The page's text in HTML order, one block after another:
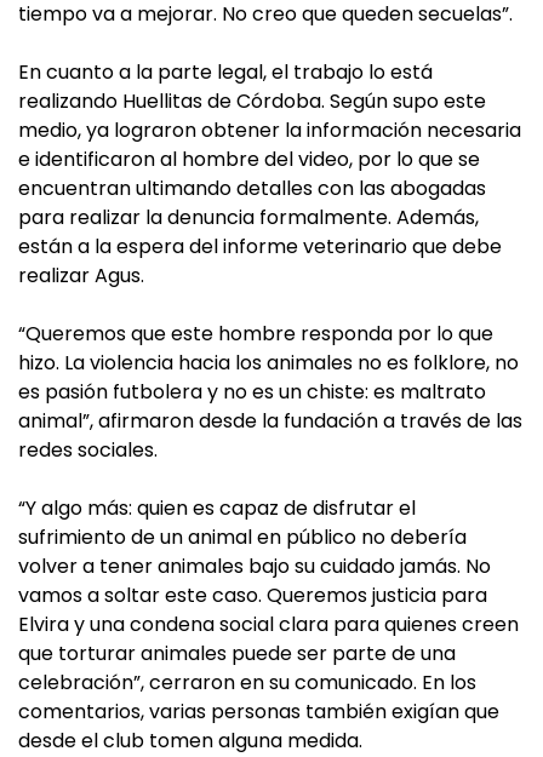
tiempo va a mejorar. No creo que queden secuelas”.
En cuanto a la parte legal, el trabajo lo está
realizando Huellitas de Córdoba. Según supo este
medio, ya lograron obtener la información necesaria
e identificaron al hombre del video, por lo que se
encuentran ultimando detalles con las abogadas
para realizar la denuncia formalmente. Además,
están a la espera del informe veterinario que debe
realizar Agus.
“Queremos que este hombre responda por lo que
hizo. La violencia hacia los animales no es folklore, no
es pasión futbolera y no es un chiste: es maltrato
animal”, afirmaron desde la fundación a través de las
redes sociales.
“Y algo más: quien es capaz de disfrutar el
sufrimiento de un animal en público no debería
volver a tener animales bajo su cuidado jamás. No
vamos a soltar este caso. Queremos justicia para
Elvira y una condena social clara para quienes creen
que torturar animales puede ser parte de una
celebración”, cerraron en su comunicado. En los
comentarios, varias personas también exigían que
desde el club tomen alguna medida.